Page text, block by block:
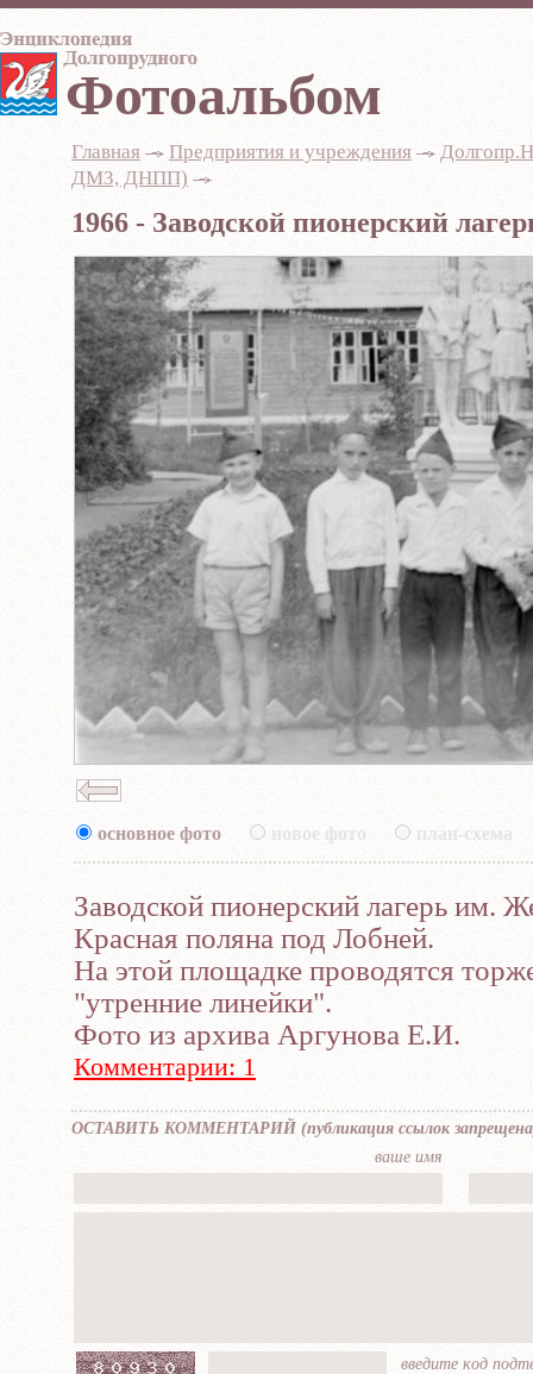
Фотоальбом
Главная - Предприятия и учреждения -
ДМЗ, ДНПП) -
1966 - Заводской пионерский
основное фото новое фото план-схема
Заводской пионерский лагерь им.
Красная поляна под Лобней.
На этой площадке проводятся
"утренние линейки".
Фото из архива Аргунова Е.И.
Комментарии: 1
OCTABИTЬ KOММEНTAPИЙ (публикaция ccылок
вaшe имя
ввeдите кoд